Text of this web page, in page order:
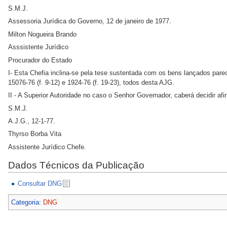
S.M.J.
Assessoria Jurídica do Governo, 12 de janeiro de 1977.
Milton Nogueira Brando
Asssistente Jurídico
Procurador do Estado
I- Esta Chefia inclina-se pela tese sustentada com os bens lançados
15076-76 (f. 9-12) e 1924-76 (f. 19-23), todos desta AJG.
II - A Superior Autoridade no caso o Senhor Governador, caberá decidir
S.M.J.
A.J.G., 12-1-77.
Thyrso Borba Vita
Assistente Jurídico Chefe.
Dados Técnicos da Publicação
Consultar DNG
Categoria: DNG